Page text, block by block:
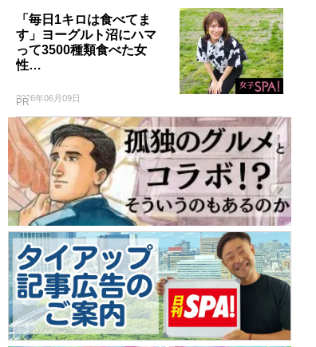
「毎日1キロは食べてま
す」ヨーグルト沼にハマ
って3500種類食べた女
性…
2026年06月09日
PR